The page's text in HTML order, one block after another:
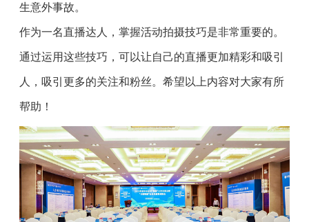
生意外事故。
作为一名直播达人，掌握活动拍摄技巧是非常重要的。
通过运用这些技巧，可以让自己的直播更加精彩和吸引
人，吸引更多的关注和粉丝。希望以上内容对大家有所
帮助！